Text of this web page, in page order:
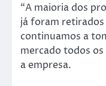
“A maioria dos
já foram retirados
continuamos a
mercado todos
a empresa.